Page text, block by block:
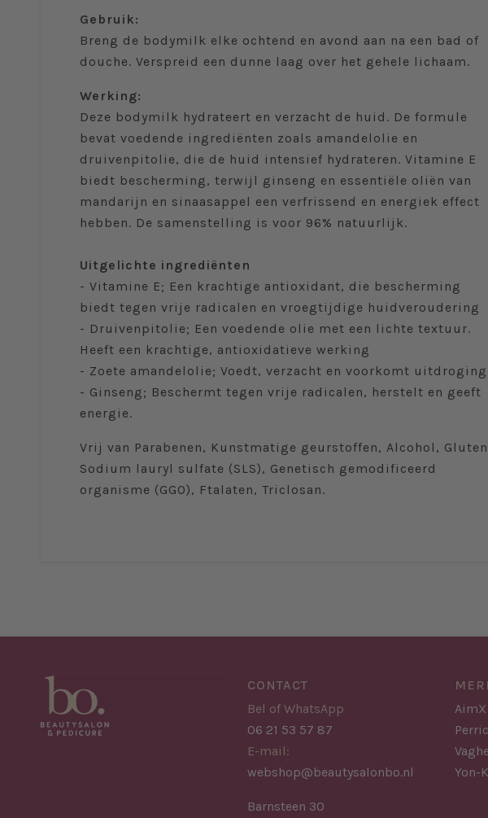
Gebruik:
Breng de bodymilk elke ochtend en avond aan na een bad of
douche. Verspreid een dunne laag over het gehele lichaam.
Werking:
Deze bodymilk hydrateert en verzacht de huid. De formule
bevat voedende ingrediënten zoals amandelolie en
druivenpitolie, die de huid intensief hydrateren. Vitamine E
biedt bescherming, terwijl ginseng en essentiële oliën van
mandarijn en sinaasappel een verfrissend en energiek effect
hebben. De samenstelling is voor 96% natuurlijk.
Uitgelichte ingrediënten
- Vitamine E; Een krachtige antioxidant, die bescherming
biedt tegen vrije radicalen en vroegtijdige huidveroudering
- Druivenpitolie; Een voedende olie met een lichte textuur.
Heeft een krachtige, antioxidatieve werking
- Zoete amandelolie; Voedt, verzacht en voorkomt uitdroging
- Ginseng; Beschermt tegen vrije radicalen, herstelt en geeft
energie.
Vrij van Parabenen, Kunstmatige geurstoffen, Alcohol,
Sodium lauryl sulfate (SLS), Genetisch gemodificeerd
organisme (GGO), Ftalaten, Triclosan.
CONTACT
Bel of WhatsApp
06 21 53 57 87
E-mail:
webshop@beautysalonbo.nl
Barnsteen 30
AimX
Yon-